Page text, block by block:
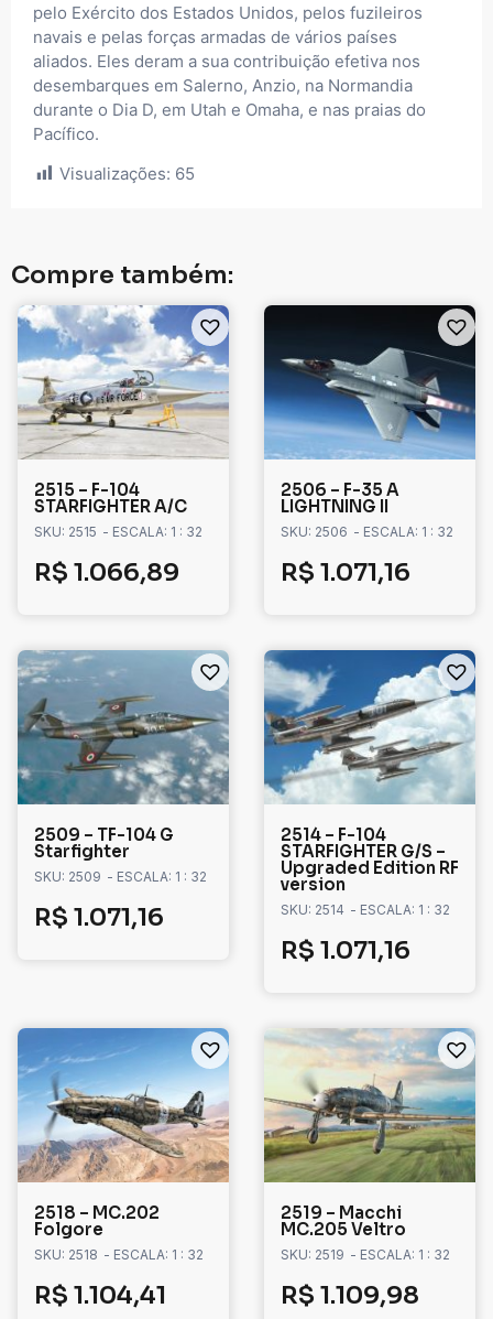
pelo Exército dos Estados Unidos, pelos fuzileiros
navais e pelas forças armadas de vários países
aliados. Eles deram a sua contribuição efetiva nos
desembarques em Salerno, Anzio, na Normandia
durante o Dia D, em Utah e Omaha, e nas praias do
Pacífico.
Visualizações: 65
Compre também:
2515 – F-104
STARFIGHTER A/C
SKU: 2515 - ESCALA: 1 : 32
R$ 1.066,89
2506 – F-35 A
LIGHTNING II
SKU: 2506 - ESCALA: 1 : 32
R$ 1.071,16
2509 – TF-104 G
Starfighter
SKU: 2509 - ESCALA: 1 : 32
R$ 1.071,16
2514 – F-104
STARFIGHTER G/S –
Upgraded Edition RF
version
SKU: 2514 - ESCALA: 1 : 32
R$ 1.071,16
2518 – MC.202
Folgore
SKU: 2518 - ESCALA: 1 : 32
R$ 1.104,41
2519 – Macchi
MC.205 Veltro
SKU: 2519 - ESCALA: 1 : 32
R$ 1.109,98